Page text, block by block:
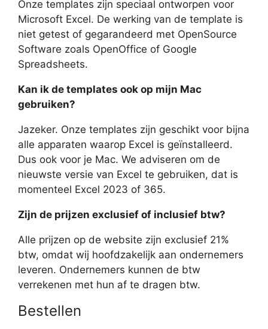
Onze templates zijn speciaal ontworpen voor
Microsoft Excel. De werking van de template is
niet getest of gegarandeerd met OpenSource
Software zoals OpenOffice of Google
Spreadsheets.
Kan ik de templates ook op mijn Mac
gebruiken?
Jazeker. Onze templates zijn geschikt voor bijna
alle apparaten waarop Excel is geïnstalleerd.
Dus ook voor je Mac. We adviseren om de
nieuwste versie van Excel te gebruiken, dat is
momenteel Excel 2023 of 365.
Zijn de prijzen exclusief of inclusief btw?
Alle prijzen op de website zijn exclusief 21%
btw, omdat wij hoofdzakelijk aan ondernemers
leveren. Ondernemers kunnen de btw
verrekenen met hun af te dragen btw.
Bestellen